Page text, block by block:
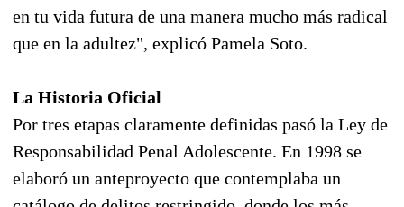
en tu vida futura de una manera mucho más radical
que en la adultez", explicó Pamela Soto.
La Historia Oficial
Por tres etapas claramente definidas pasó la Ley de
Responsabilidad Penal Adolescente. En 1998 se
elaboró un anteproyecto que contemplaba un